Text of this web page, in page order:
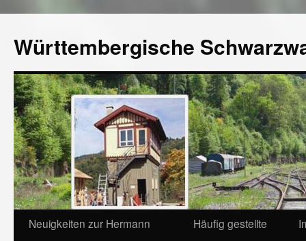
Württembergische
Neuigkeiten zur Hermann
Häufig gestellte